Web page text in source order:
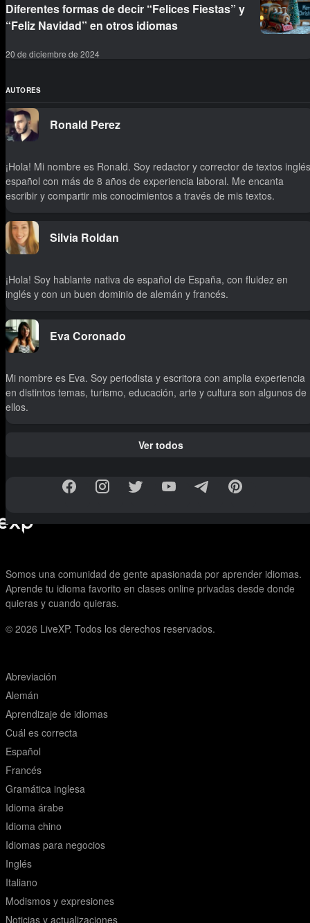
Diferentes formas de decir “Felices Fiestas” y
“Feliz Navidad” en otros idiomas
20 de diciembre de 2024
AUTORES
Ronald Perez
¡Hola! Mi nombre es Ronald. Soy redactor y corrector de textos
español con más de 8 años de experiencia laboral. Me encanta
escribir y compartir mis conocimientos a través de mis textos.
Silvia Roldan
¡Hola! Soy hablante nativa de español de España, con fluidez en
inglés y con un buen dominio de alemán y francés.
Eva Coronado
Mi nombre es Eva. Soy periodista y escritora con amplia experiencia
en distintos temas, turismo, educación, arte y cultura son algunos de
ellos.
Ver todos
Somos una comunidad de gente apasionada por aprender idiomas.
Aprende tu idioma favorito en clases online privadas desde donde
quieras y cuando quieras.
© 2026 LiveXP. Todos los derechos reservados.
Abreviación
Alemán
Aprendizaje de idiomas
Cuál es correcta
Español
Francés
Gramática inglesa
Idioma árabe
Idioma chino
Idiomas para negocios
Inglés
Italiano
Modismos y expresiones
Noticias y actualizaciones